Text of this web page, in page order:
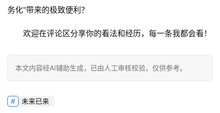
务化”带来的极致便利？
欢迎在评论区分享你的看法和经历，每一条我都会看！
本文内容经AI辅助生成，已由人工审核校验，仅供参考。
未来已来